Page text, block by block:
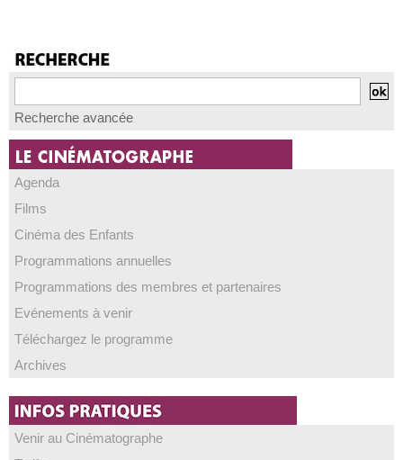
Recherche avancée
Agenda
Films
Cinéma des Enfants
Programmations annuelles
Programmations des membres et partenaires
Evénements à venir
Téléchargez le programme
Archives
Venir au Cinématographe